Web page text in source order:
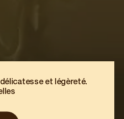
et légèreté.